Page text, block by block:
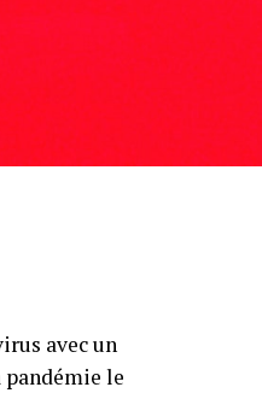
avec un
pandémie le